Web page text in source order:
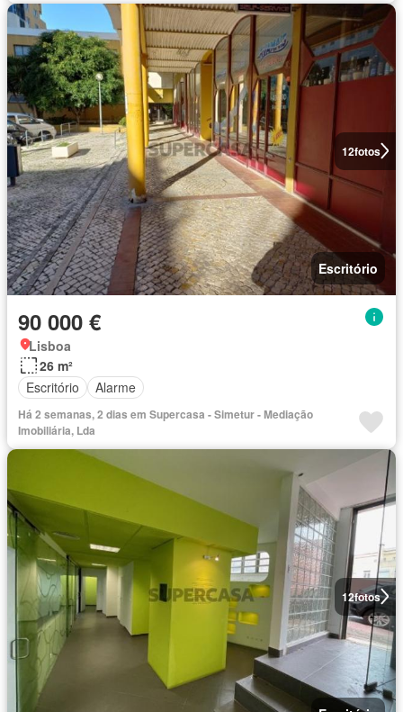
12fotos
Escritório
90 000 €
Lisboa
26 m²
Escritório
Alarme
Há 2 semanas, 2 dias em Supercasa - Simetur - Mediação
Imobiliária, Lda
12fotos